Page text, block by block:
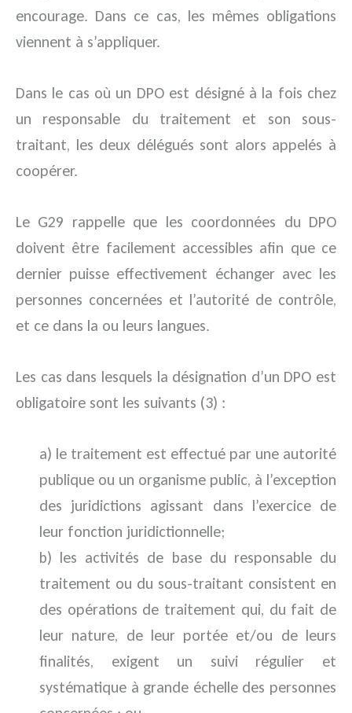
encourage. Dans ce cas, les mêmes obligations
viennent à s’appliquer.
Dans le cas où un DPO est désigné à la fois chez
un responsable du traitement et son sous-
traitant, les deux délégués sont alors appelés à
coopérer.
Le G29 rappelle que les coordonnées du DPO
doivent être facilement accessibles afin que ce
dernier puisse effectivement échanger avec les
personnes concernées et l’autorité de contrôle,
et ce dans la ou leurs langues.
Les cas dans lesquels la désignation d’un DPO est
obligatoire sont les suivants (3) :
a) le traitement est effectué par une autorité
publique ou un organisme public, à l’exception
des juridictions agissant dans l’exercice de
leur fonction juridictionnelle;
b) les activités de base du responsable du
traitement ou du sous-traitant consistent en
des opérations de traitement qui, du fait de
leur nature, de leur portée et/ou de leurs
finalités, exigent un suivi régulier et
systématique à grande échelle des personnes